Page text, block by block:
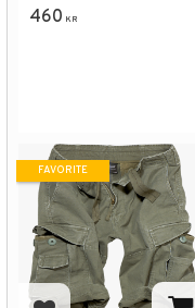
460 KR
FAVORITE